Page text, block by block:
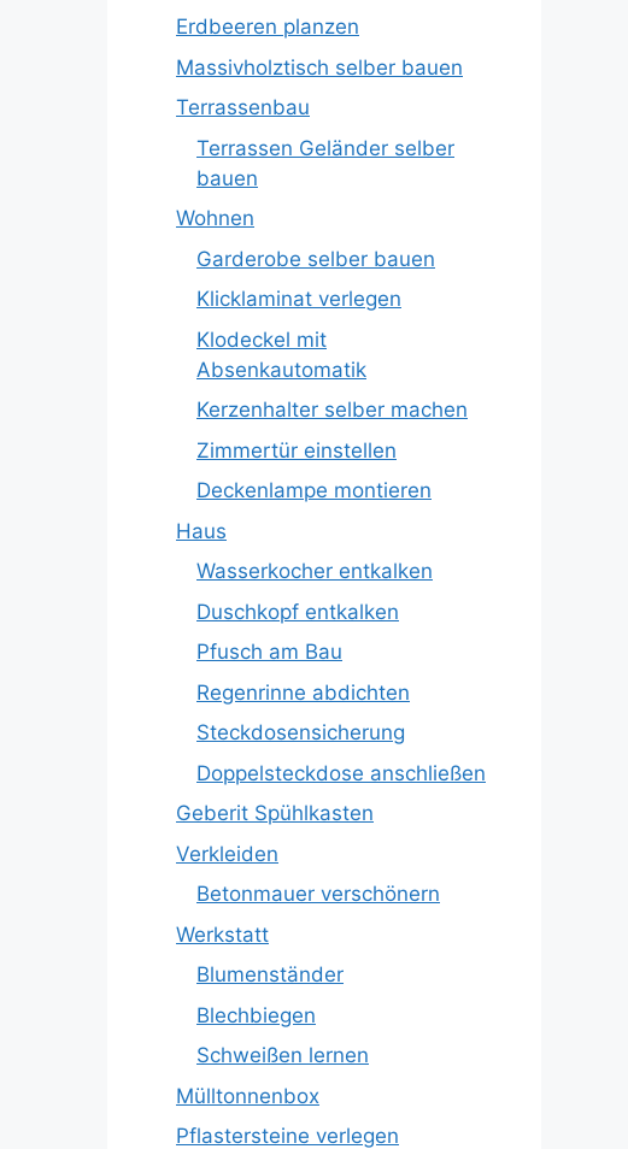
Erdbeeren planzen
Massivholztisch selber bauen
Terrassenbau
Terrassen Geländer selber
bauen
Wohnen
Garderobe selber bauen
Klicklaminat verlegen
Klodeckel mit
Absenkautomatik
Kerzenhalter selber machen
Zimmertür einstellen
Deckenlampe montieren
Haus
Wasserkocher entkalken
Duschkopf entkalken
Pfusch am Bau
Regenrinne abdichten
Steckdosensicherung
Doppelsteckdose anschließen
Geberit Spühlkasten
Verkleiden
Betonmauer verschönern
Werkstatt
Blumenständer
Blechbiegen
Schweißen lernen
Mülltonnenbox
Pflastersteine verlegen